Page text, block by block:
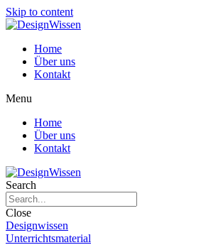
Skip to content
Home
Über uns
Kontakt
Menu
Home
Über uns
Kontakt
Search
Close
Designwissen
Unterrichtsmaterial